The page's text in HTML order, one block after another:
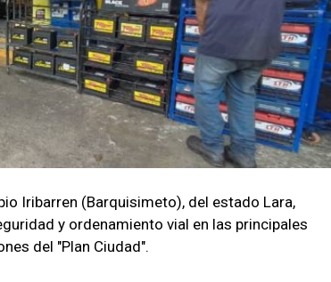
Iribarren (Barquisimeto), del estado Lara,
y ordenamiento vial en las principales
del "Plan Ciudad".